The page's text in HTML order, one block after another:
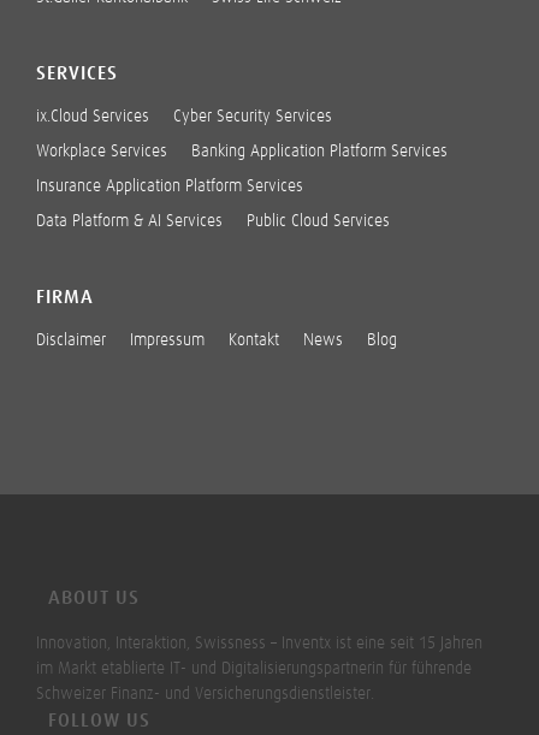
SERVICES
ix.Cloud Services Cyber Security Services
Workplace Services Banking Application Platform Services
Insurance Application Platform Services
Data Platform & AI Services Public Cloud Services
FIRMA
Disclaimer Impressum Kontakt News Blog
ABOUT US
Innovation, Interaktion, Swissness – Inventx ist eine seit 15 Jahren
im Markt etablierte IT- und Digitalisierungspartnerin für führende
Schweizer Finanz- und Versicherungsdienstleister.
FOLLOW US